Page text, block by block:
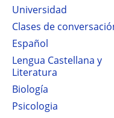
Universidad
Clases de
Español
Lengua Castellana y
Literatura
Biología
Psicologia